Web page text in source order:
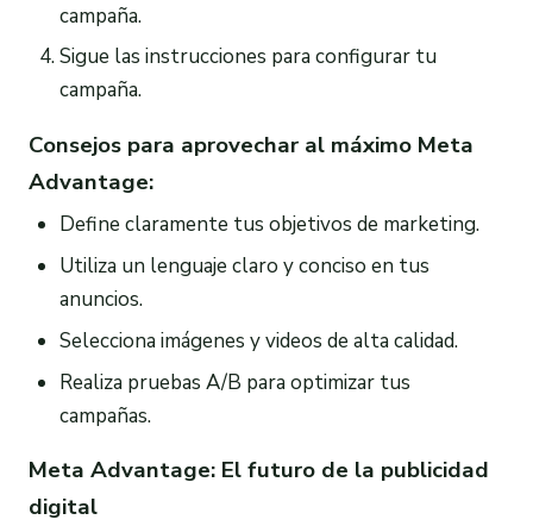
campaña.
Sigue las instrucciones para configurar tu
campaña.
Consejos para aprovechar al máximo Meta
Advantage:
Define claramente tus objetivos de marketing.
Utiliza un lenguaje claro y conciso en tus
anuncios.
Selecciona imágenes y videos de alta calidad.
Realiza pruebas A/B para optimizar tus
campañas.
Meta Advantage: El futuro de la publicidad
digital